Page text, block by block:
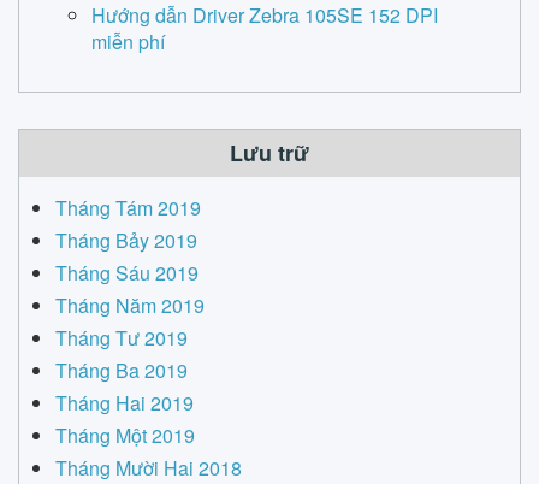
Hướng dẫn Driver Zebra 105SE 152 DPI
miễn phí
Lưu trữ
Tháng Tám 2019
Tháng Bảy 2019
Tháng Sáu 2019
Tháng Năm 2019
Tháng Tư 2019
Tháng Ba 2019
Tháng Hai 2019
Tháng Một 2019
Tháng Mười Hai 2018